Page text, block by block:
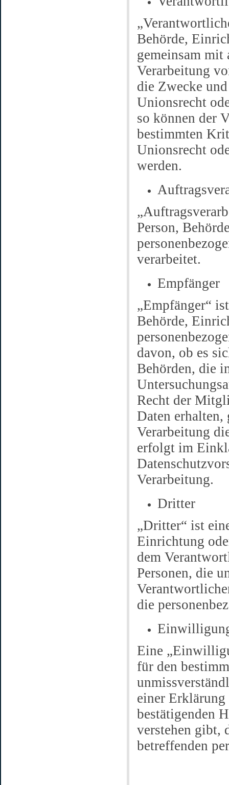
Behörde,
gemeinsam
Verarbeitung
die Zwecke
Unionsrecht
so können der
bestimmten
Unionsrecht
werden.
Person,
verarbeitet.
Empfänger
„Empfänger“
Behörde,
davon, ob es
Behörden, die
Recht der
Daten
Verarbeitung
erfolgt im
Verarbeitung.
Dritter
„Dritter“ ist
Einrichtung
dem
Personen, die
die
Eine
für den
einer
bestätigenden
verstehen gibt,
betreffenden